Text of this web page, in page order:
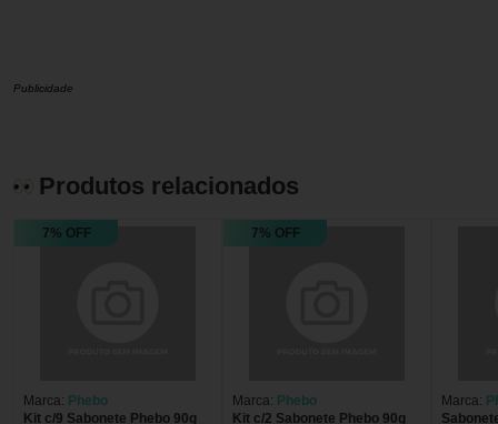
Publicidade
Produtos relacionados
7% OFF
Marca: Phebo
Kit c/9 Sabonete Phebo 90g
7% OFF
Marca: Phebo
Kit c/2 Sabonete Phebo 90g
Marca: